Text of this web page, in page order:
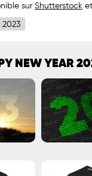
sur Shutterstock et
NEW YEAR